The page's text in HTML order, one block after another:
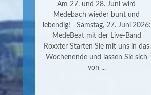
Am 27. und 28. Juni wird
Medebach wieder bunt und
lebendig! Samstag, 27. Juni 2026:
MedeBeat mit der Live-Band
Roxxter Starten Sie mit uns in das
Wochenende und lassen Sie sich
von ...